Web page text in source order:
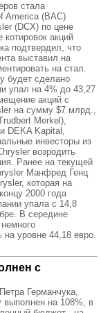
стала
America (BAC)
(DCX) по цене
акций
подтвердил, что
выставил на
на стал.
будет сделано
упал на 4% до 43,27
акций с
на сумму $7 млрд.,
Merkel),
DEKA Kapital,
инвесторы из
возродить
Ранее на текущей
Манфред Генц
которая на
2000 года
упала с 14,8
В середине
на уровне 44,18 евро.
с
Германчука,
выполнен на 108%, в